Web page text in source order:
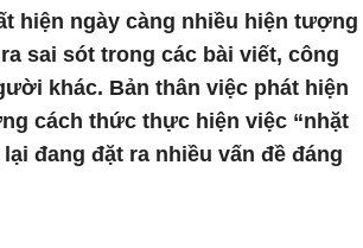
hiện ngày càng nhiều hiện tượng
sai sót trong các bài viết, công
khác. Bản thân việc phát hiện
cách thức thực hiện việc “nhặt
đang đặt ra nhiều vấn đề đáng